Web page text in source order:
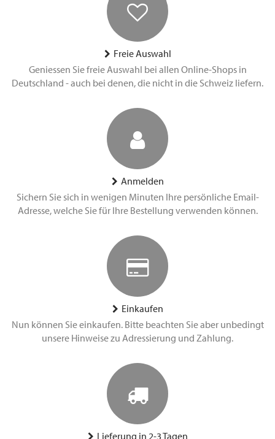
Freie Auswahl
Geniessen Sie freie Auswahl bei allen Online-Shops in
Deutschland - auch bei denen, die nicht in die Schweiz liefern.
Anmelden
Sichern Sie sich in wenigen Minuten Ihre persönliche Email-
Adresse, welche Sie für Ihre Bestellung verwenden können.
Einkaufen
Nun können Sie einkaufen. Bitte beachten Sie aber unbedingt
unsere Hinweise zu Adressierung und Zahlung.
Lieferung in 2-3 Tagen